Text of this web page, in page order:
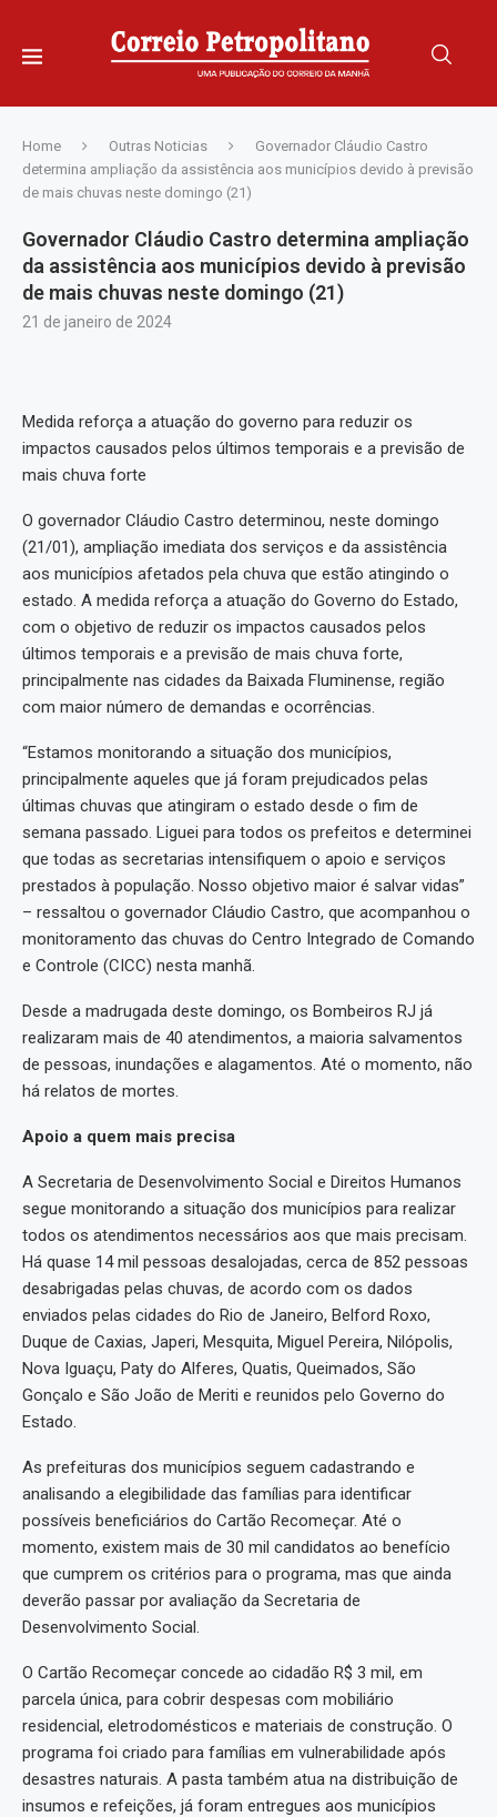
Home Outras Noticias
Governador Cláudio Castro
determina ampliação da assistência aos municípios devido à previsão
de mais chuvas neste domingo (21)
Governador Cláudio Castro determina ampliação
da assistência aos municípios devido à previsão
de mais chuvas neste domingo (21)
21 de janeiro de 2024
Medida reforça a atuação do governo para reduzir os
impactos causados pelos últimos temporais e a previsão de
mais chuva forte
O governador Cláudio Castro determinou, neste domingo
(21/01), ampliação imediata dos serviços e da assistência
aos municípios afetados pela chuva que estão atingindo o
estado. A medida reforça a atuação do Governo do Estado,
com o objetivo de reduzir os impactos causados pelos
últimos temporais e a previsão de mais chuva forte,
principalmente nas cidades da Baixada Fluminense, região
com maior número de demandas e ocorrências.
“Estamos monitorando a situação dos municípios,
principalmente aqueles que já foram prejudicados pelas
últimas chuvas que atingiram o estado desde o fim de
semana passado. Liguei para todos os prefeitos e determinei
que todas as secretarias intensifiquem o apoio e serviços
prestados à população. Nosso objetivo maior é salvar vidas”
– ressaltou o governador Cláudio Castro, que acompanhou o
monitoramento das chuvas do Centro Integrado de Comando
e Controle (CICC) nesta manhã.
Desde a madrugada deste domingo, os Bombeiros RJ já
realizaram mais de 40 atendimentos, a maioria salvamentos
de pessoas, inundações e alagamentos. Até o momento, não
há relatos de mortes.
Apoio a quem mais precisa
A Secretaria de Desenvolvimento Social e Direitos Humanos
segue monitorando a situação dos municípios para realizar
todos os atendimentos necessários aos que mais precisam.
Há quase 14 mil pessoas desalojadas, cerca de 852 pessoas
desabrigadas pelas chuvas, de acordo com os dados
enviados pelas cidades do Rio de Janeiro, Belford Roxo,
Duque de Caxias, Japeri, Mesquita, Miguel Pereira, Nilópolis,
Nova Iguaçu, Paty do Alferes, Quatis, Queimados, São
Gonçalo e São João de Meriti e reunidos pelo Governo do
Estado.
As prefeituras dos municípios seguem cadastrando e
analisando a elegibilidade das famílias para identificar
possíveis beneficiários do Cartão Recomeçar. Até o
momento, existem mais de 30 mil candidatos ao benefício
que cumprem os critérios para o programa, mas que ainda
deverão passar por avaliação da Secretaria de
Desenvolvimento Social.
O Cartão Recomeçar concede ao cidadão R$ 3 mil, em
parcela única, para cobrir despesas com mobiliário
residencial, eletrodomésticos e materiais de construção. O
programa foi criado para famílias em vulnerabilidade após
desastres naturais. A pasta também atua na distribuição de
insumos e refeições, já foram entregues aos municípios